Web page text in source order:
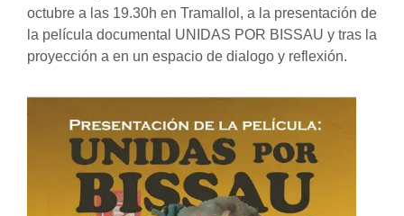
octubre a las 19.30h en Tramallol, a la presentación de
la película documental UNIDAS POR BISSAU y tras la
proyección a en un espacio de dialogo y reflexión.